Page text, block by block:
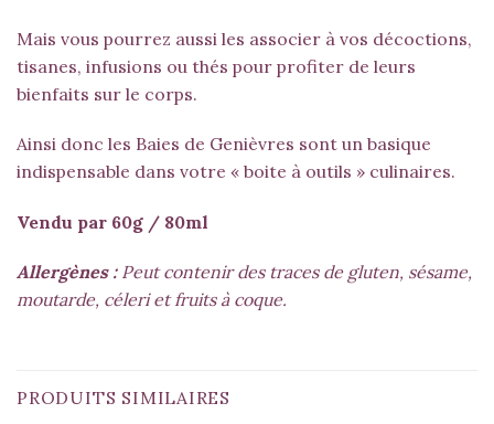
Mais vous pourrez aussi les associer à vos décoctions,
tisanes, infusions ou thés pour profiter de leurs
bienfaits sur le corps.
Ainsi donc les Baies de Genièvres sont un basique
indispensable dans votre « boite à outils » culinaires.
Vendu par 60g / 80ml
Allergènes :Peut contenir des traces de gluten, sésame,
moutarde, céleri et fruits à coque.
PRODUITS SIMILAIRES